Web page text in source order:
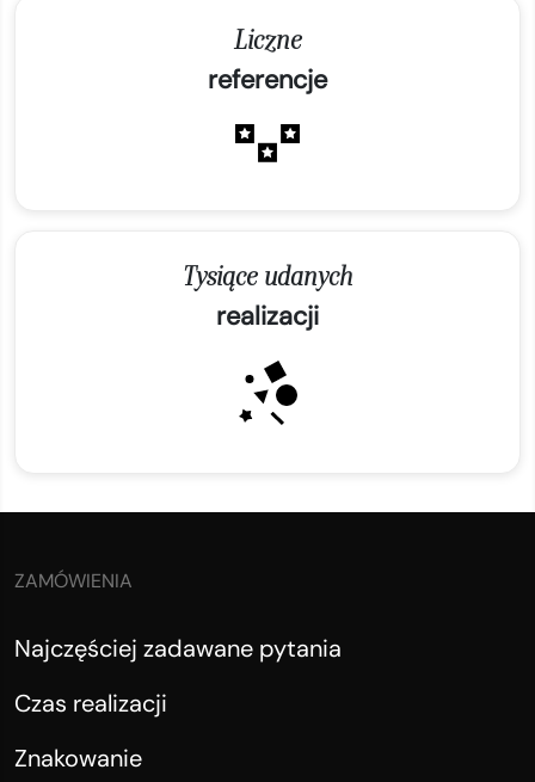
Liczne
referencje
Tysiące udanych
realizacji
ZAMÓWIENIA
Najczęściej zadawane pytania
Czas realizacji
Znakowanie